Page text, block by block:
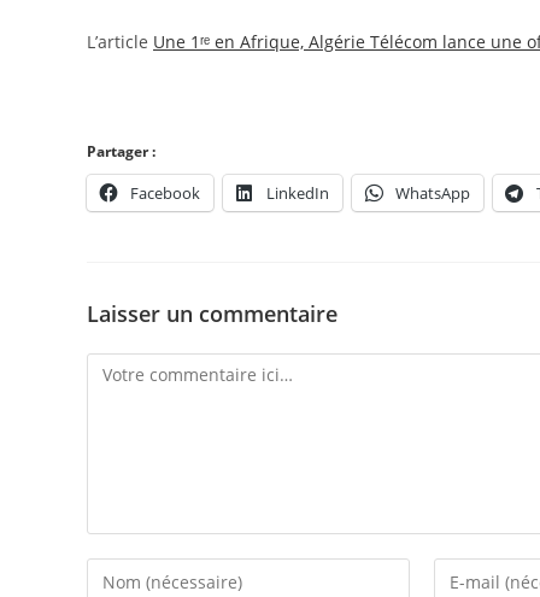
L’article Une 1ʳᵉ en Afrique, Algérie Télécom lance
Partager :
Facebook LinkedIn WhatsApp
Laisser un commentaire
Comment
Enter
Enter